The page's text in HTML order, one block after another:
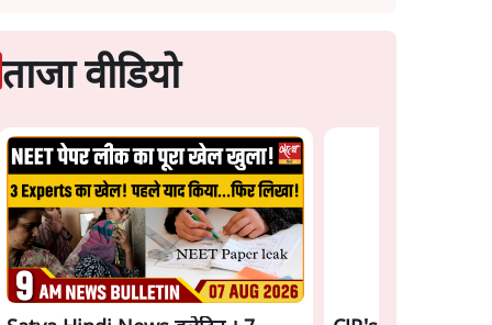
ताजा वीडियो